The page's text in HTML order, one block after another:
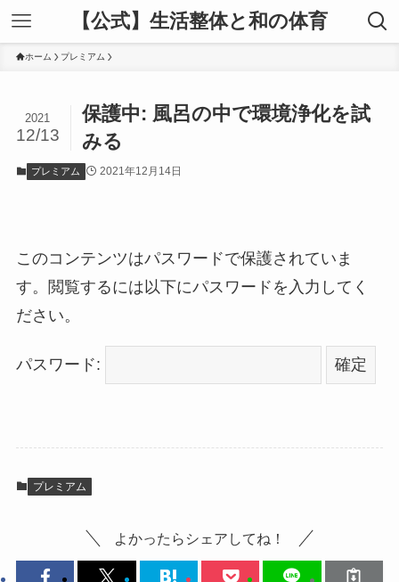
【公式】生活整体と和の体育
ホーム プレミアム
保護中: 風呂の中で環境浄化を試
みる
2021
12/13
プレミアム 2021年12月14日
このコンテンツはパスワードで保護されていま
す。閲覧するには以下にパスワードを入力してく
ださい。
パスワード:
プレミアム
よかったらシェアしてね！